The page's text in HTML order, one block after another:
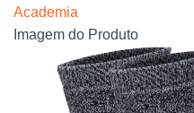
Academia
Imagem do Produto